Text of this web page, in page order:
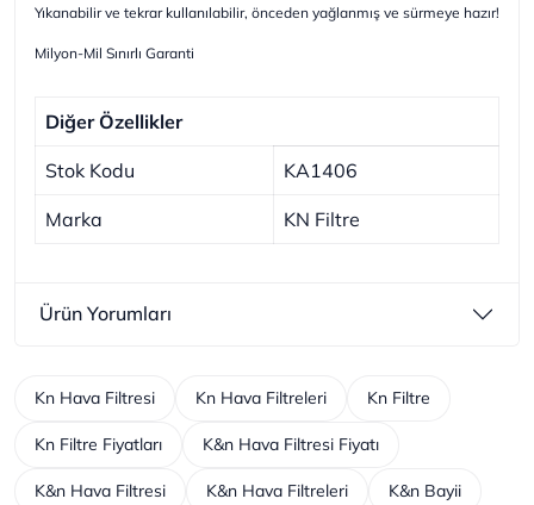
Yıkanabilir ve tekrar kullanılabilir, önceden yağlanmış ve sürmeye hazır!
Milyon-Mil Sınırlı Garanti
Diğer Özellikler
Stok Kodu KA1406
Marka KN Filtre
Ürün Yorumları
Kn Hava Filtresi Kn Hava Filtreleri Kn Filtre
Kn Filtre Fiyatları K&n Hava Filtresi Fiyatı
K&n Hava Filtresi K&n Hava Filtreleri K&n Bayii